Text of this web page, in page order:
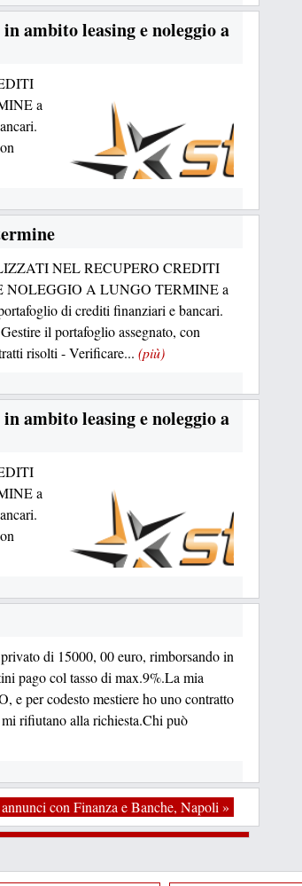
ambito leasing e noleggio a
a
NEL RECUPERO CREDITI
A LUNGO TERMINE a
di crediti finanziari e bancari.
il portafoglio assegnato, con
risolti - Verificare... (più)
ambito leasing e noleggio a
a
di 15000, 00 euro, rimborsando in
pago col tasso di max.9%.La mia
e per codesto mestiere ho uno contratto
rifiutano alla richiesta.Chi può
con Finanza e Banche, Napoli »